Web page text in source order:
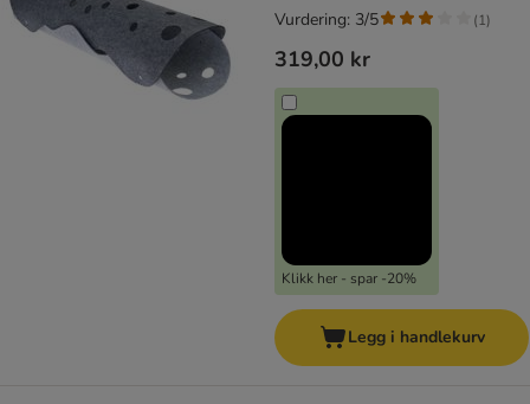
319,00 kr
Klikk her - spar -20%
Vurdering: 3/5 (1)
Legg i handlekurv